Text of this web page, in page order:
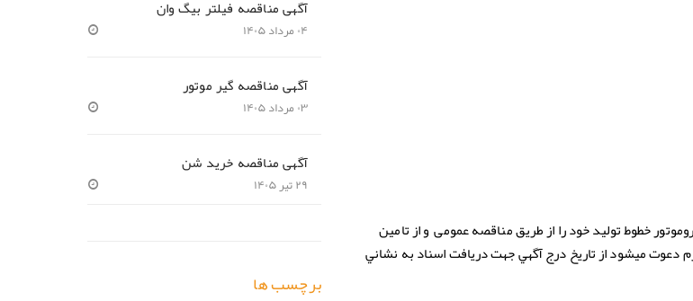
۷۹ قلم انواع الکتروموتور خطوط تولید خود را از طریق مناقصه عمومی و از تامین
دعوت ميشود از تاريخ درج آگهي جهت دريافت اسناد به نشاني
آگهی مناقصه فیلتر بیگ وان
۰۴ مرداد ۱۴۰۵
آگهی مناقصه گیر موتور
۰۳ مرداد ۱۴۰۵
آگهی مناقصه خرید شن
۲۹ تیر ۱۴۰۵
برچسب ها